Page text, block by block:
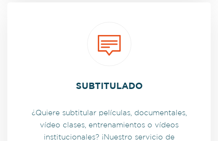
SUBTITULADO
¿Quiere subtitular películas, documentales,
vídeo clases, entrenamientos o vídeos
institucionales? ¡Nuestro servicio de